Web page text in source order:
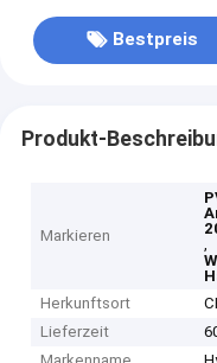
Bestpreis
Produkt-
Markieren
,
Herkunftsort
Lieferzeit